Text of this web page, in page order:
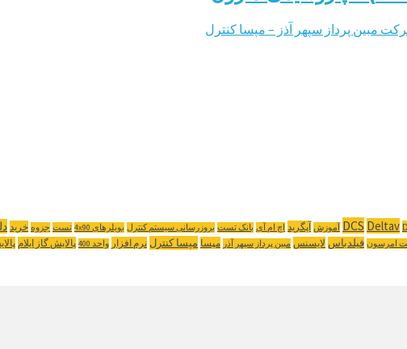
مبین پرداز سپهر آذز – مپسا کنترل
DCS Deltav آموزش آپگرید اچ ام آی بانک تست بروزرسانی سیستم کنترل بویلرهای 4x90 تست جزوه خرید
امرسون فیلدباس لایسنس مبین پرداز سپهر آذر مپسا مپسا کنترل نرم افزار واحد 400 پالایش گاز ایلام